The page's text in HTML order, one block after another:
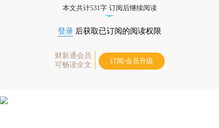
本文共计531字 订阅后继续阅读
登录 后获取已订阅的阅读权限
财新通会员
可畅读全文
订阅/会员升级